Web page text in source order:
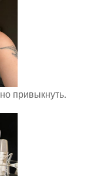
привыкнуть.